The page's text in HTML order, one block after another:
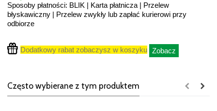
Sposoby płatności: BLIK | Karta płatnicza | Przelew
błyskawiczny | Przelew zwykły lub zapłać kurierowi przy
odbiorze
Dodatkowy rabat zobaczysz w koszyku Zobacz
Często wybierane z tym produktem